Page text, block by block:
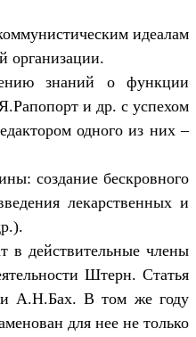
идеалам
организации.
знаний о функции
и др. с успехом
одного из них –
создание бескровного
лекарственных и
в действительные члены
Штерн. Статья
и А.Н.Бах. В том же году
для нее не только